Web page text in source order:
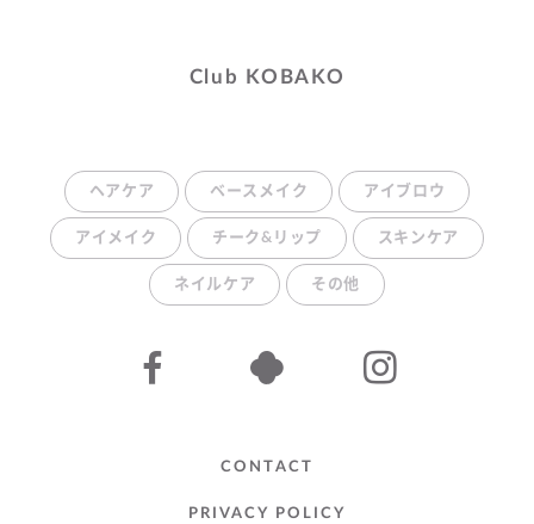
Club KOBAKO
ヘアケア ベースメイク アイブロウ
アイメイク チーク&リップ スキンケア
ネイルケア その他
CONTACT
PRIVACY POLICY